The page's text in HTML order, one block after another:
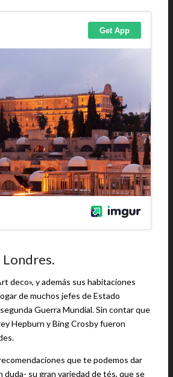
Londres.
deco», y además sus habitaciones
de muchos jefes de Estado
Guerra Mundial. Sin contar que
Hepburn y Bing Crosby fueron
que te podemos dar
su gran variedad de tés, que se